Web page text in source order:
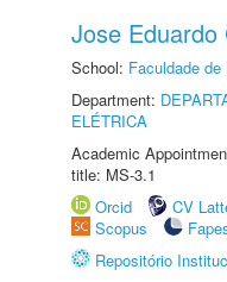
Jose Eduardo
School: Faculdade
Department:
ELÉTRICA
Academic
title: MS-3.1
Orcid
CV
Scopus
Repositório